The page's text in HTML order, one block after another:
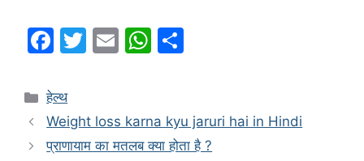
F
c
e
b
T
er
E
l
W
s
A
e
Categories
हेल्थ
Weight loss karna kyu jaruri hai in Hindi
प्राणायाम का मतलब क्या होता है ?